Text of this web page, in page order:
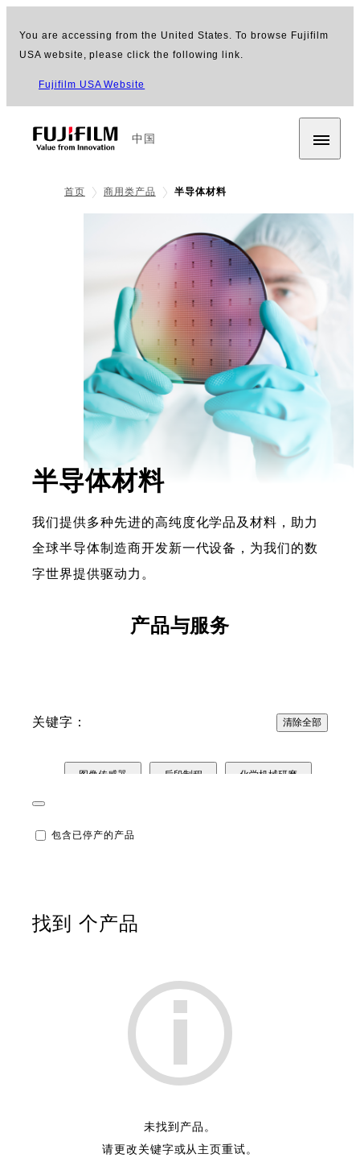
You are accessing from the United States. To browse Fujifilm
USA website, please click the following link.
Fujifilm USA Website
中国
首页 商用类产品 半导体材料
半导体材料
我们提供多种先进的高纯度化学品及材料，助力
全球半导体制造商开发新一代设备，为我们的数
字世界提供驱动力。
产品与服务
关键字： 清除全部
图像传感器 后段制程 化学机械研磨
包含已停产的产品
找到 个产品
未找到产品。
请更改关键字或从主页重试。